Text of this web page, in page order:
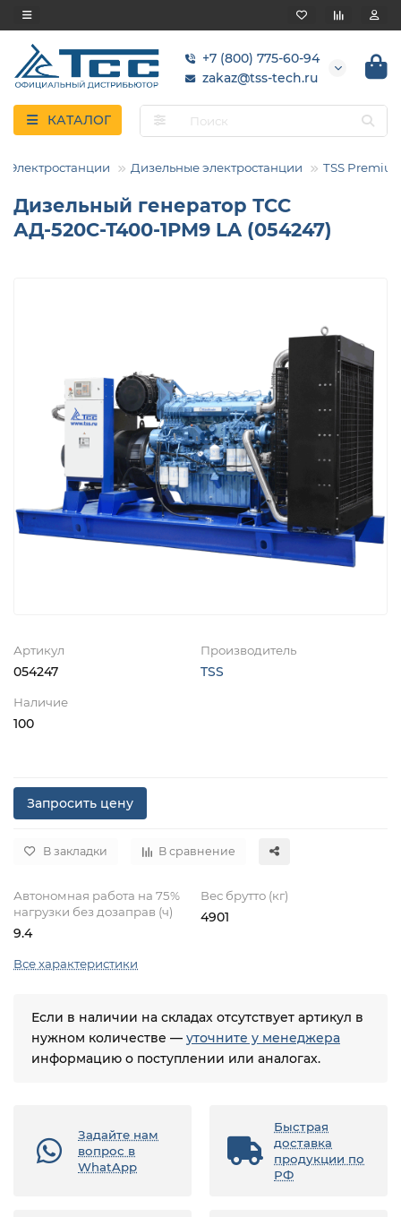
+7 (800) 775-60-94
zakaz@tss-tech.ru
КАТАЛОГ
Электростанции Дизельные электростанции TSS
Дизельный генератор ТСС
АД-520С-Т400-1РМ9 LA (054247)
Артикул
054247
Производитель
TSS
Наличие
100
Запросить цену
В закладки В сравнение
Автономная работа на 75%
нагрузки без дозаправ (ч)
9.4
Вес брутто (кг)
4901
Все характеристики
Если в наличии на складах отсутствует артикул в
нужном количестве — уточните у менеджера
информацию о поступлении или аналогах.
Задайте нам
вопрос в
WhatApp
Быстрая
доставка
продукции по
РФ